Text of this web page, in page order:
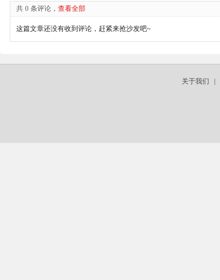
共 0 条评论， 查看全部
这篇文章还没有收到评论，赶紧来抢沙发吧~
关于我们